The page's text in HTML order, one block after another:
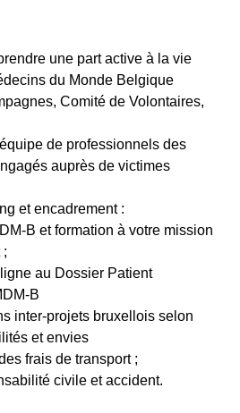
une part active à la vie
du Monde Belgique
Comité de Volontaires,
de professionnels des
auprès de victimes
et encadrement :
B et formation à votre mission
;
au Dossier Patient
B
inter-projets bruxellois selon
et envies
frais de transport ;
civile et accident.